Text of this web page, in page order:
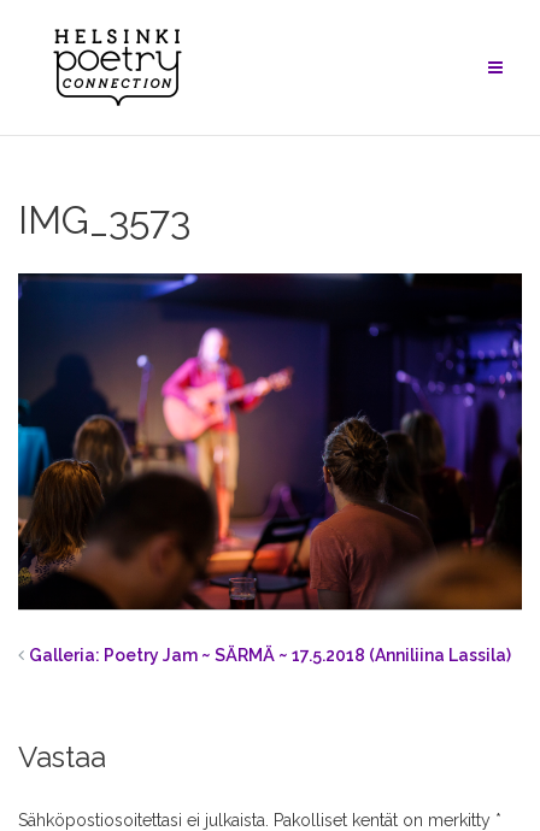
content
IMG_3573
Galleria: Poetry Jam ~ SÄRMÄ ~ 17.5.2018 (Anniliina Lassila)
Vastaa
Sähköpostiosoitettasi ei julkaista. Pakolliset kentät on merkitty *